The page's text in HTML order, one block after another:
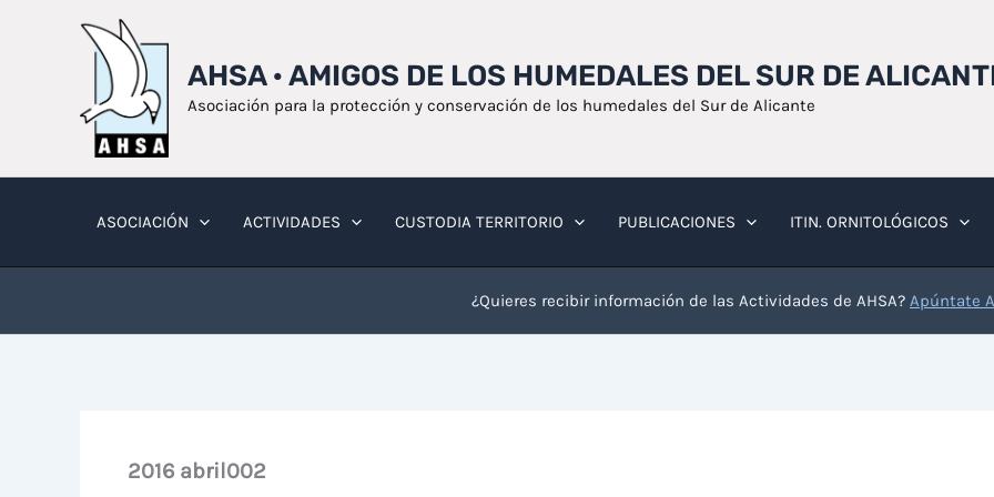
AHSA · AMIGOS DE LOS HUMEDALES DEL SUR DE
Asociación para la protección y conservación de los humedales del Sur de Alicante
ASOCIACIÓN ACTIVIDADES CUSTODIA TERRITORIO PUBLICACIONES ITIN. ORNITOLÓGICOS
¿Quieres recibir información de las Actividades de AHSA? Apúntate
2016 abril002